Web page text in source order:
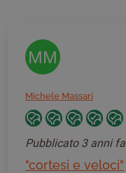
MM
Michele Massari
Pubblicato 3 anni fa
"cortesi e veloci"